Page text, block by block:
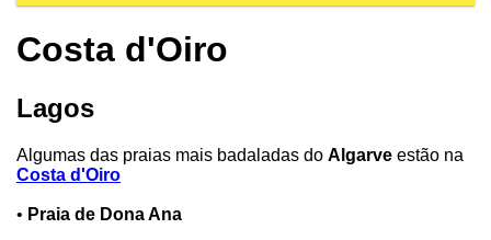
Costa d'Oiro
Lagos
Algumas das praias mais badaladas do Algarve estão na
Costa d'Oiro
• Praia de Dona Ana